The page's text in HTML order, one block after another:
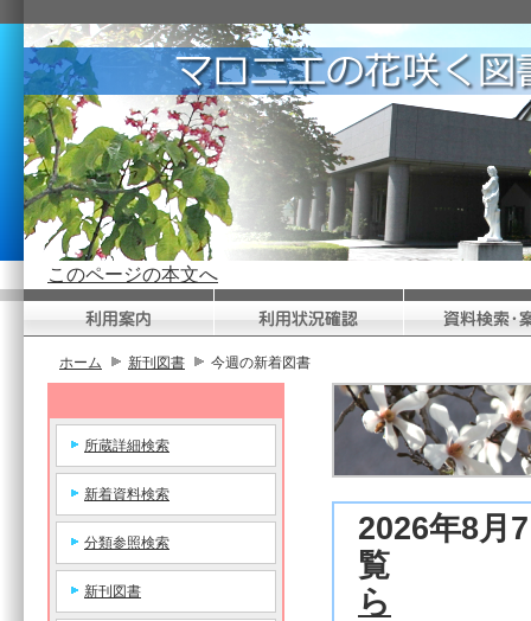
このページの本文へ
ホーム 新刊図書 今週の新着図書
所蔵詳細検索
新着資料検索
分類参照検索
新刊図書
2026年8月
覧
ら